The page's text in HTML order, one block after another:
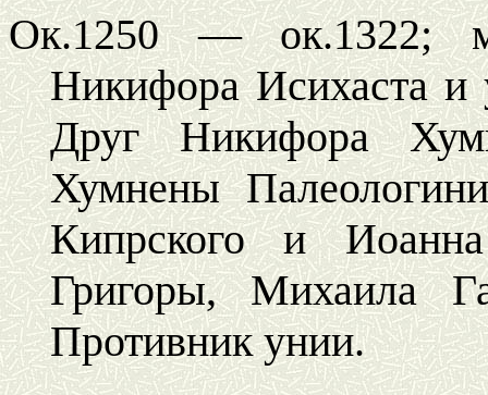
Ок.1250 — ок.1322;
Никифора Исихаста и
Друг Никифора
Хумнены
Кипрского и
Григоры, Михаила
Противник унии.